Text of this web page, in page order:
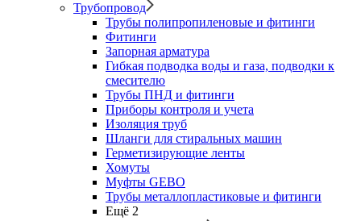
Трубопровод
Трубы полипропиленовые и фитинги
Фитинги
Запорная арматура
Гибкая подводка воды и газа, подводки к
смесителю
Трубы ПНД и фитинги
Приборы контроля и учета
Изоляция труб
Шланги для стиральных машин
Герметизирующие ленты
Хомуты
Муфты GEBO
Трубы металлопластиковые и фитинги
Ещё 2